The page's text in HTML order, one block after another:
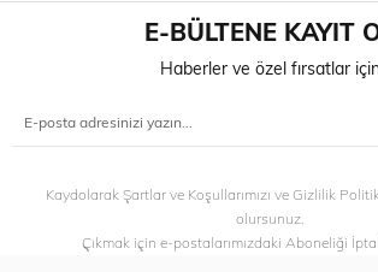
E-BÜLTENE KAYIT
Haberler ve özel fırsatlar
Kaydolarak Şartlar ve Koşullarımızı ve Gizlilik
olursunuz.
Çıkmak için e-postalarımızdaki Aboneliği İptal